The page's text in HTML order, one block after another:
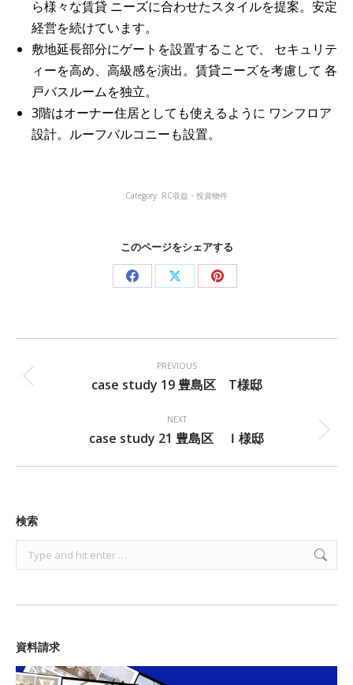
ら様々な賃貸 ニーズに合わせたスタイルを提案。安定
経営を続けています。
敷地延長部分にゲートを設置することで、 セキュリテ
ィーを高め、高級感を演出。賃貸ニーズを考慮して 各
戸バスルームを独立。
3階はオーナー住居としても使えるように ワンフロア
設計。ルーフバルコニーも設置。
Category: RC収益・投資物件
このページをシェアする
Share
Facebook
Share
X
Share
Pinterest
navigation
PREVIOUS
Previous
case study 19 豊島区 T様邸
NEXT
Next
case study 21 豊島区 Ｉ様邸
検索
Search:
資料請求